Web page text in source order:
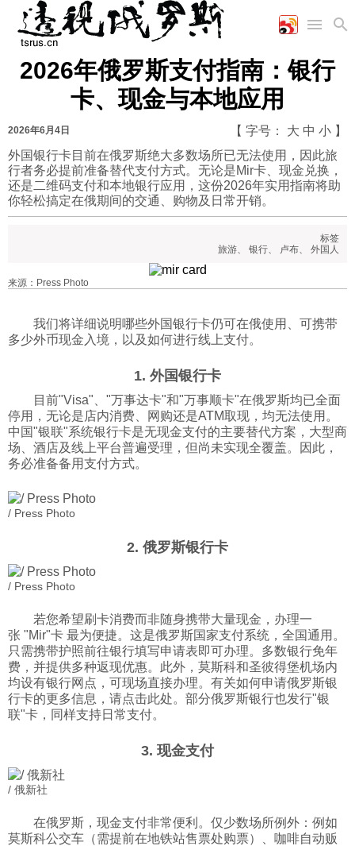
首页
国际
时政
陆军
军事合作
评论
经济
工业
能源
农业
社会
美食
娱乐
体育
旅游
视听
图片新闻
高清图片
漫画
视频
图表
2026年俄罗斯支付指南：银行
卡、现金与本地应用
2026年6月4日 【 字号： 大 中 小 】
外国银行卡目前在俄罗斯绝大多数场所已无法使用，因此旅
行者务必提前准备替代支付方式。无论是Mir卡、现金兑换，
还是二维码支付和本地银行应用，这份2026年实用指南将助
你轻松搞定在俄期间的交通、购物及日常开销。
标签
旅游、 银行、 卢布、 外国人
来源：Press Photo
我们将详细说明哪些外国银行卡仍可在俄使用、可携带
多少外币现金入境，以及如何进行线上支付。
1. 外国银行卡
目前"Visa"、"万事达卡"和"万事顺卡"在俄罗斯均已全面
停用，无论是店内消费、网购还是ATM取现，均无法使用。
中国"银联"系统银行卡是无现金支付的主要替代方案，大型商
场、酒店及线上平台普遍受理，但尚未实现全覆盖。因此，
务必准备备用支付方式。
/ Press Photo
2. 俄罗斯银行卡
/ Press Photo
若您希望刷卡消费而非随身携带大量现金，办理一
张 "Mir"卡 最为便捷。这是俄罗斯国家支付系统，全国通用。
只需携带护照前往银行填写申请表即可办理。多数银行免年
费，并提供多种返现优惠。此外，莫斯科和圣彼得堡机场内
均设有银行网点，可现场直接办理。有关如何申请俄罗斯银
行卡的更多信息，请点击此处。部分俄罗斯银行也发行"银
联"卡，同样支持日常支付。
3. 现金支付
/ 俄新社
在俄罗斯，现金支付非常便利。仅少数场所例外：例如
莫斯科公交车（需提前在地铁站售票处购票）、咖啡自动贩